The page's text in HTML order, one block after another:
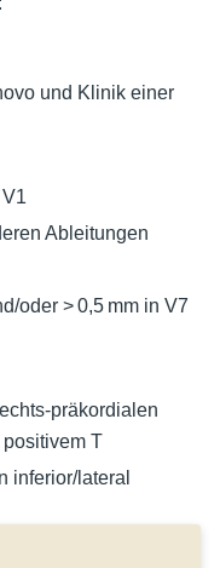
und Klinik einer
Ableitungen
oder > 0,5 mm in V7
präkordialen
T
inferior/lateral